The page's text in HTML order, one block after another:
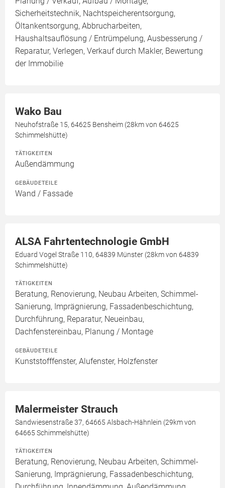
Sicherheitstechnik, Nachtspeicherentsorgung,
Öltankentsorgung, Abbrucharbeiten,
Haushaltsauflösung / Entrümpelung, Ausbesserung /
Reparatur, Verlegen, Verkauf durch Makler, Bewertung
der Immobilie
Wako Bau
Neuhofstraße 15, 64625 Bensheim (28km von 64625
Schimmelshütte)
TÄTIGKEITEN
Außendämmung
GEBÄUDETEILE
Wand / Fassade
ALSA Fahrtentechnologie GmbH
Eduard Vogel Straße 110, 64839 Münster (28km von 64839
Schimmelshütte)
TÄTIGKEITEN
Beratung, Renovierung, Neubau Arbeiten, Schimmel-
Sanierung, Imprägnierung, Fassadenbeschichtung,
Durchführung, Reparatur, Neueinbau,
Dachfenstereinbau, Planung / Montage
GEBÄUDETEILE
Kunststofffenster, Alufenster, Holzfenster
Malermeister Strauch
Sandwiesenstraße 37, 64665 Alsbach-Hähnlein (29km von
64665 Schimmelshütte)
TÄTIGKEITEN
Beratung, Renovierung, Neubau Arbeiten, Schimmel-
Sanierung, Imprägnierung, Fassadenbeschichtung,